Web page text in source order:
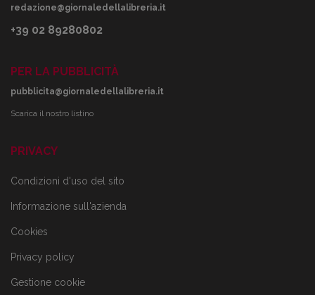
redazione@giornaledellalibreria.it
+39 02 89280802
PER LA PUBBLICITÀ
pubblicita@giornaledellalibreria.it
Scarica il nostro listino
PRIVACY
Condizioni d'uso del sito
Informazione sull'azienda
Cookies
Privacy policy
Gestione cookie